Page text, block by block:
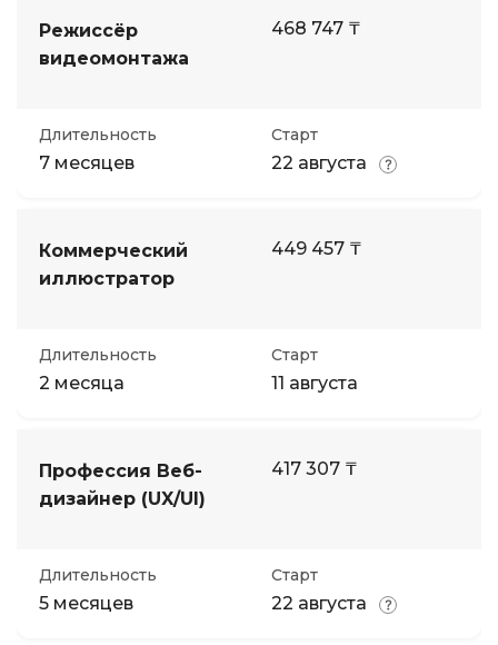
Режиссёр
видеомонтажа
468 747 ₸
Длительность
7 месяцев
Старт
22 августа
Коммерческий
иллюстратор
449 457 ₸
Длительность
2 месяца
Старт
11 августа
Профессия Веб-
дизайнер (UX/UI)
417 307 ₸
Длительность
5 месяцев
Старт
22 августа